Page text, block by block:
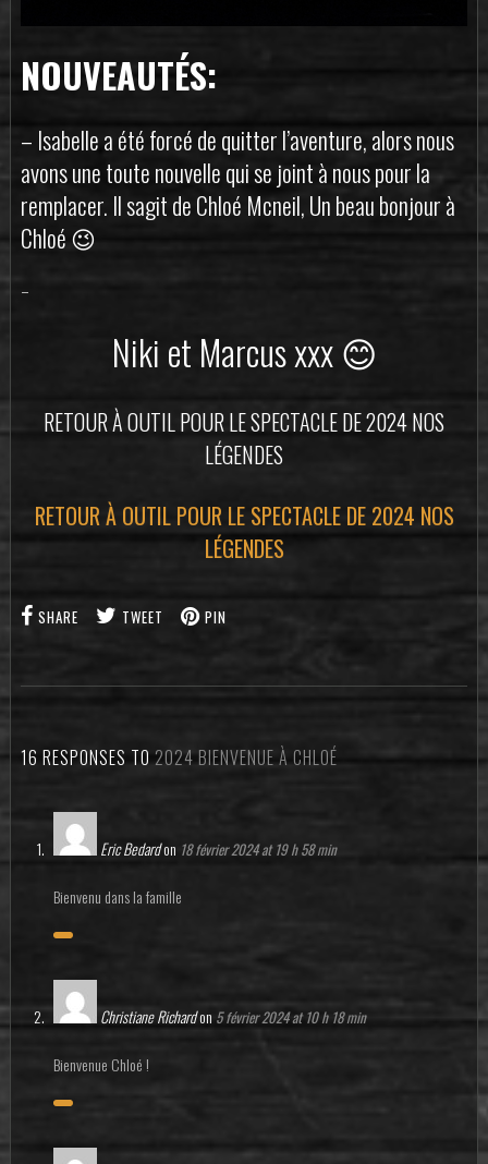
NOUVEAUTÉS:
– Isabelle a été forcé de quitter l’aventure, alors nous
avons une toute nouvelle qui se joint à nous pour la
remplacer. Il sagit de Chloé Mcneil, Un beau bonjour à
Chloé 😉
–
Niki et Marcus xxx 😊
RETOUR À OUTIL POUR LE SPECTACLE DE 2024 NOS
LÉGENDES
RETOUR À OUTIL POUR LE SPECTACLE DE 2024 NOS
LÉGENDES
SHARE TWEET PIN
16 RESPONSES TO 2024 BIENVENUE À CHLOÉ
Eric Bedardon 18 février 2024 at 19 h 58 min
Bienvenu dans la famille
Christiane Richardon 5 février 2024 at 10 h 18 min
Bienvenue Chloé !